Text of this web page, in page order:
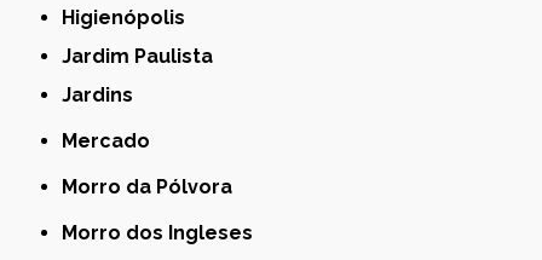
Higienópolis
Jardim Paulista
Jardins
Mercado
Morro da Pólvora
Morro dos Ingleses